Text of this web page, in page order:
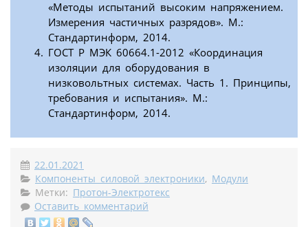
«Методы испытаний высоким напряжением.
Измерения частичных разрядов». М.:
Стандартинформ, 2014.
ГОСТ Р МЭК 60664.1-2012 «Координация
изоляции для оборудования в
низковольтных системах. Часть 1. Принципы,
требования и испытания». М.:
Стандартинформ, 2014.
22.01.2021
Компоненты силовой электроники, Модули
Метки: Протон-Электротекс
Оставить комментарий